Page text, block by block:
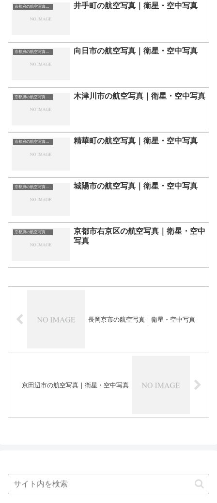
井手町の航空写真｜衛星・空中写真
向日市の航空写真｜衛星・空中写真
木津川市の航空写真｜衛星・空中写真
京都府の航空写真・空中写真 精華町の航空写真｜衛星・空中写真
京都府の航空写真・空中写真 城陽市の航空写真｜衛星・空中写真
京都府の航空写真・空中写真
京都市右京区の航空写真｜衛星・空中
写真
長岡京市の航空写真｜衛星・空中写真
京田辺市の航空写真｜衛星・空中写真